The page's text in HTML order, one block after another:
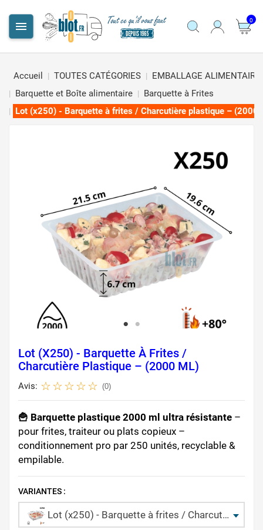
 0
Accueil TOUTES CATÉGORIES
EMBALLAGE ALIMENTAIRE
Barquette et Boîte alimentaire
Barquette à Frites
Lot (x250) - Barquette à frites / Charcutière plastique – (2000
Lot (x250) - Barquette À Frites /
Charcutière Plastique – (2000 ML)
Avis: (0)
🍟 Barquette plastique 2000 ml ultra résistante –
pour frites, traiteur ou plats copieux –
conditionnement pro par 250 unités, recyclable &
empilable.
VARIANTES :
Lot (x250) - Barquette à frites / Charcutière plastique – (2000 ML)